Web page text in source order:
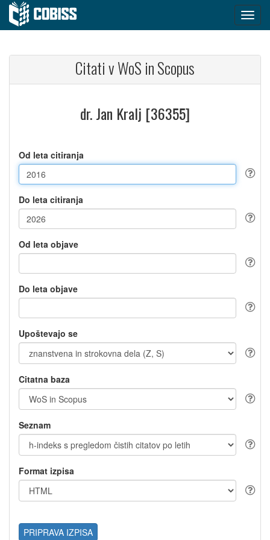
Citati v WoS in Scopus
dr. Jan Kralj [36355]
Od leta citiranja
Do leta citiranja
Od leta objave
Do leta objave
Upoštevajo se
Citatna baza
Seznam
Format izpisa
PRIPRAVA IZPISA